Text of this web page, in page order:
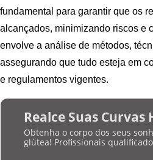
fundamental para garantir que os
alcançados, minimizando riscos e
envolve a análise de métodos,
assegurando que tudo esteja em
e regulamentos vigentes.
Realce Suas Curvas
Obtenha o corpo dos seus
glútea! Profissionais